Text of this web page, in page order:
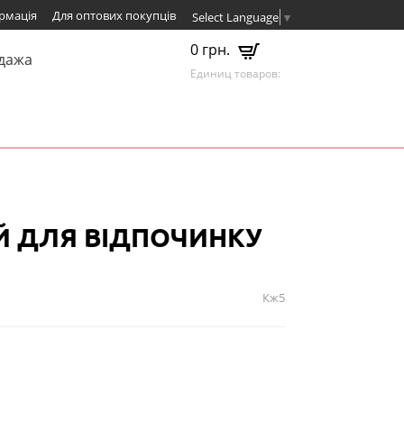
Для оптових покупців Select Language ▼
0 грн.
Единиц товаров:
ВІДПОЧИНКУ
Кж5